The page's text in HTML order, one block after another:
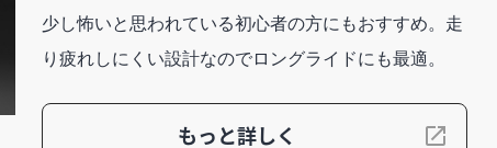
少し怖いと思われている初心者の方にもおすすめ。走
り疲れしにくい設計なのでロングライドにも最適。
もっと詳しく